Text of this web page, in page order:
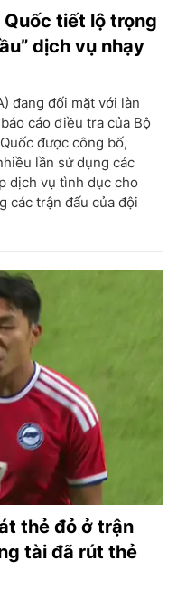
tiết lộ trọng
dịch vụ nhạy
đang đối mặt với làn
cáo điều tra của Bộ
được công bố,
lần sử dụng các
dịch vụ tình dục cho
các trận đấu của đội
thẻ đỏ ở trận
tài đã rút thẻ